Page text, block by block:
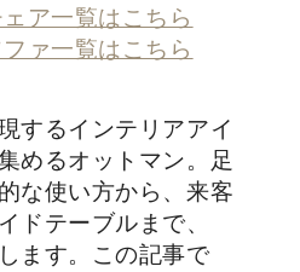
ア一覧はこちら
ァ一覧はこちら
するインテリアアイ
めるオットマン。足
な使い方から、来客
ドテーブルまで、
ます。この記事で